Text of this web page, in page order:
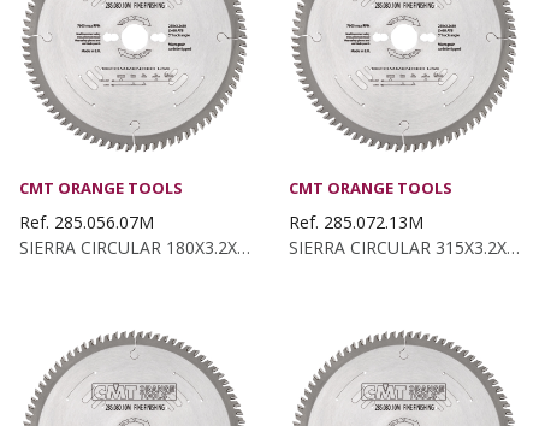
CMT ORANGE TOOLS
Ref. 285.056.07M
SIERRA CIRCULAR 180X3.2X30 Z:56 ATB 15°
CMT ORANGE TOOLS
Ref. 285.072.13M
SIERRA CIRCULAR 315X3.2X30 Z:72 ATB 15°